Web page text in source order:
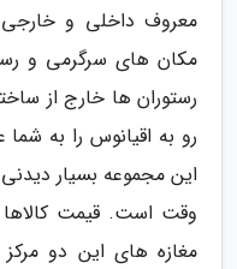
معروف داخلی و
مکان های سرگرمی و
رستوران ها خارج از
رو به اقیانوس را به
این مجموعه بسیار
وقت است. قیمت کالاها
مغازه های این دو